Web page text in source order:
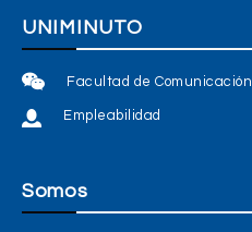
UNIMINUTO
Facultad de Comunicación
Empleabilidad
Somos